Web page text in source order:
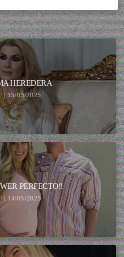
HEREDERA
| 15/05/2025
PERFECTO!!
| 14/05/2025